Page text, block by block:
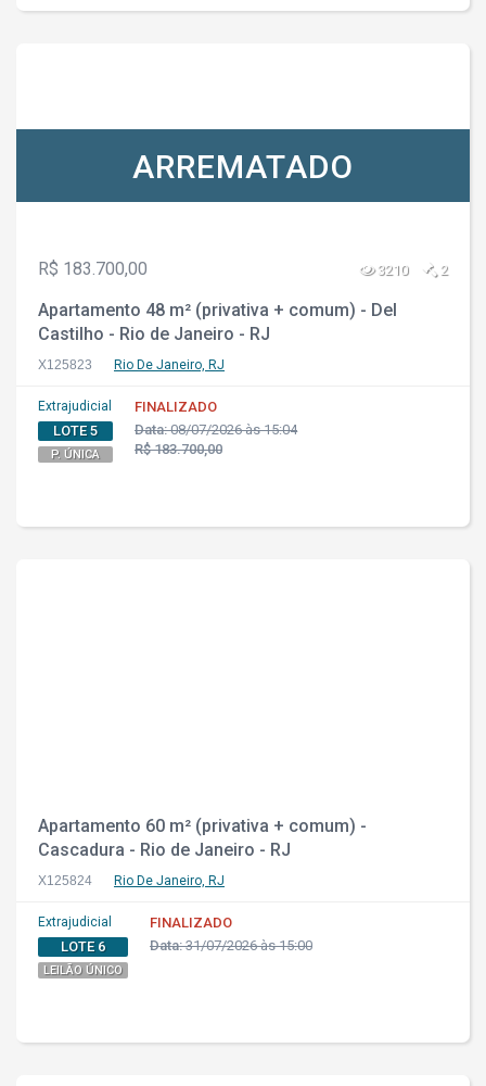
ARREMATADO
R$ 183.700,00 3210 2
Apartamento 48 m² (privativa + comum) - Del
Castilho - Rio de Janeiro - RJ
X125823 Rio De Janeiro, RJ
Extrajudicial
LOTE 5
P. ÚNICA
FINALIZADO
Data:08/07/2026 às 15:04
R$ 183.700,00
Apartamento 60 m² (privativa + comum) -
Cascadura - Rio de Janeiro - RJ
X125824 Rio De Janeiro, RJ
Extrajudicial
LOTE 6
LEILÃO ÚNICO
FINALIZADO
Data:31/07/2026 às 15:00